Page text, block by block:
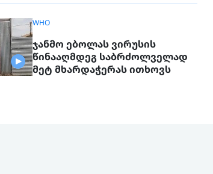
WHO
ჯანმო ებოლას ვირუსის
წინააღმდეგ საბრძოლველად
მეტ მხარდაჭერას ითხოვს